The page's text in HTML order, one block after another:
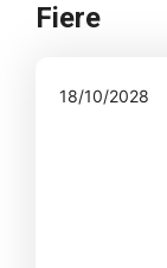
Fiere
18/10/2028